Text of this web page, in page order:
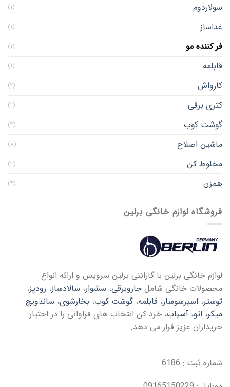
سولاردوم (۱)
غذاساز (۱)
فر کننده مو (۱)
قابلمه (۱)
کارواش (۲)
کتری برقی (۲)
گوشت کوب (۴)
ماشین اصلاح (۸)
مخلوط کن (۴)
همزن (۴)
فروشگاه لوازم خانگی برلین
لوازم خانگی برلین با گارانتی برلین سرویس و ارائه انواع
محصولات خانگی شامل جاروبرقی، سشوار، سالادساز، زودپز،
توستر، اسپرسوساز، قابلمه،گوشت کوب، بخارشوی، ساندویچ
میکر، اتو، آسیاب، خرد کن انتخاب های فراوانی را در اختیار
خریداران عزیز قرار می دهد.
شماره ثبت : 6186